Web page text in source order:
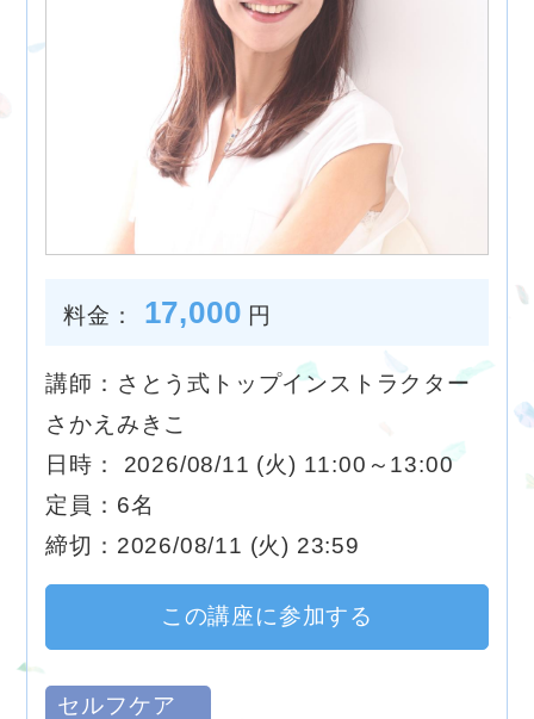
料金： 17,000 円
講師：さとう式トップインストラクター
さかえみきこ
日時： 2026/08/11 (火) 11:00～13:00
定員：6名
締切：2026/08/11 (火) 23:59
この講座に参加する
セルフケア